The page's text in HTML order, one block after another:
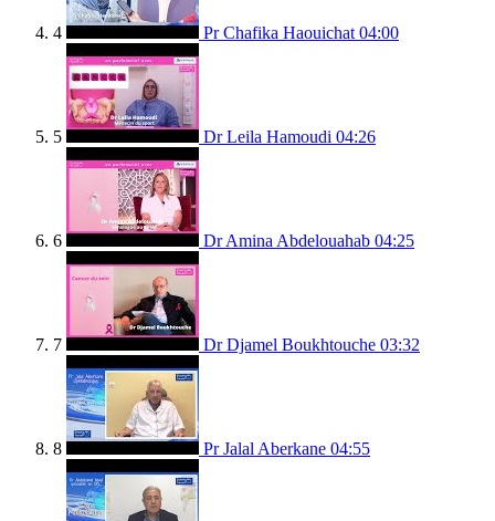
4 Pr Chafika Haouichat 04:00
5 Dr Leila Hamoudi 04:26
6 Dr Amina Abdelouahab 04:25
7 Dr Djamel Boukhtouche 03:32
8 Pr Jalal Aberkane 04:55